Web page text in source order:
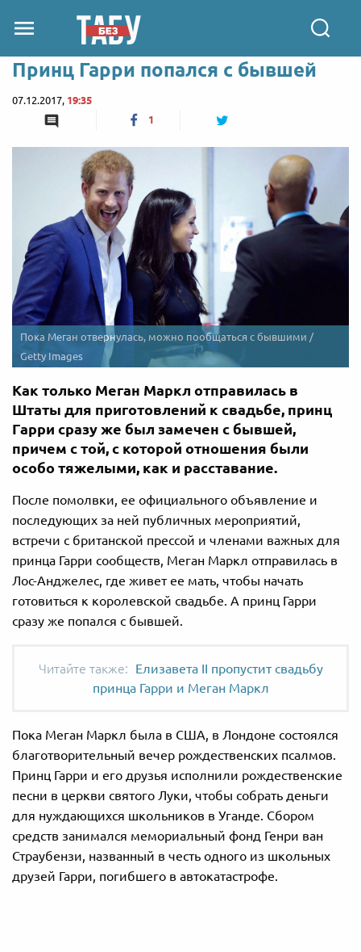
Принц Гарри попался с бывшей
07.12.2017, 19:35
1
Пока Меган отвернулась, можно пообщаться с бывшими /
Getty Images
Как только Меган Маркл отправилась в
Штаты для приготовлений к свадьбе, принц
Гарри сразу же был замечен с бывшей,
причем с той, с которой отношения были
особо тяжелыми, как и расставание.
После помолвки, ее официального объявление и
последующих за ней публичных мероприятий,
встречи с британской прессой и членами важных для
принца Гарри сообществ, Меган Маркл отправилась в
Лос-Анджелес, где живет ее мать, чтобы начать
готовиться к королевской свадьбе. А принц Гарри
сразу же попался с бывшей.
Елизавета II пропустит свадьбу
принца Гарри и Меган Маркл
Пока Меган Маркл была в США, в Лондоне состоялся
благотворительный вечер рождественских псалмов.
Принц Гарри и его друзья исполнили рождественские
песни в церкви святого Луки, чтобы собрать деньги
для нуждающихся школьников в Уганде. Сбором
средств занимался мемориальный фонд Генри ван
Страубензи, названный в честь одного из школьных
друзей Гарри, погибшего в автокатастрофе.